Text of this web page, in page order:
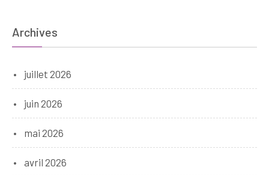
Archives
juillet 2026
juin 2026
mai 2026
avril 2026